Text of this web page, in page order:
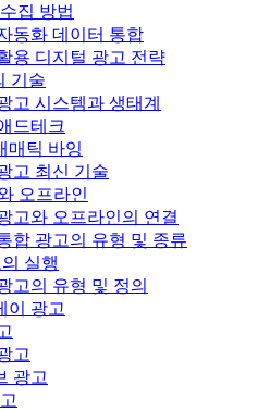
집 방법
동화 데이터 통합
용 디지털 광고 전략
기술
고 시스템과 생태계
드테크
매틱 바잉
고 최신 기술
오프라인
고와 오프라인의 연결
합 광고의 유형 및 종류
실행
고의 유형 및 정의
이 광고
고
광고